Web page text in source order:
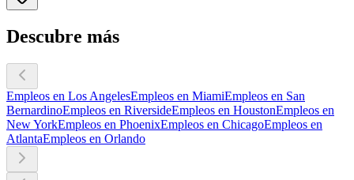
Descubre más
Empleos en Los AngelesEmpleos en MiamiEmpleos en San
BernardinoEmpleos en RiversideEmpleos en HoustonEmpleos en
New YorkEmpleos en PhoenixEmpleos en ChicagoEmpleos en
AtlantaEmpleos en Orlando